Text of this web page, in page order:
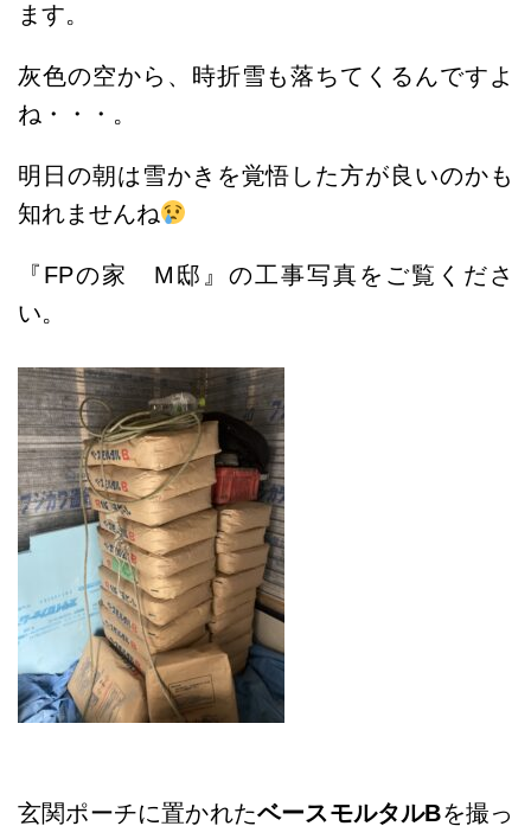
ます。
灰色の空から、時折雪も落ちてくるんですよ
ね・・・。
明日の朝は雪かきを覚悟した方が良いのかも
知れませんね
『FPの家 M邸』の工事写真をご覧くださ
い。
玄関ポーチに置かれたベースモルタルBを撮っ